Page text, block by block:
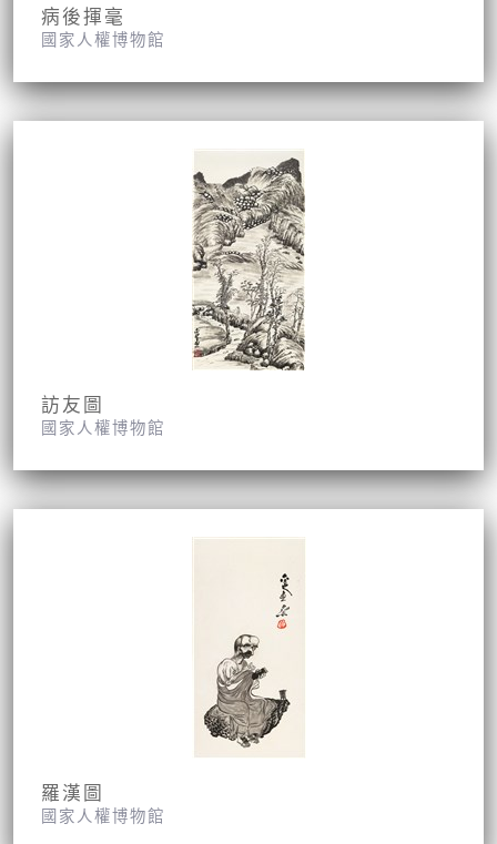
病後揮毫
國家人權博物館
訪友圖
國家人權博物館
羅漢圖
國家人權博物館